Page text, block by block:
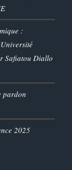
:
Safiatou Diallo
pardon
2025